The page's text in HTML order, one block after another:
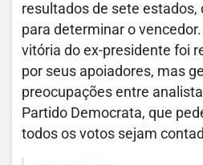
resultados de sete estados,
para determinar o
vitória do ex-presidente foi
por seus apoiadores, mas
preocupações entre
Partido Democrata, que
todos os votos sejam